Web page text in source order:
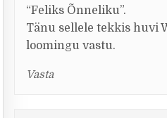
“Feliks Õnneliku”.
Tänu sellele tekkis huvi
loomingu vastu.
Vasta